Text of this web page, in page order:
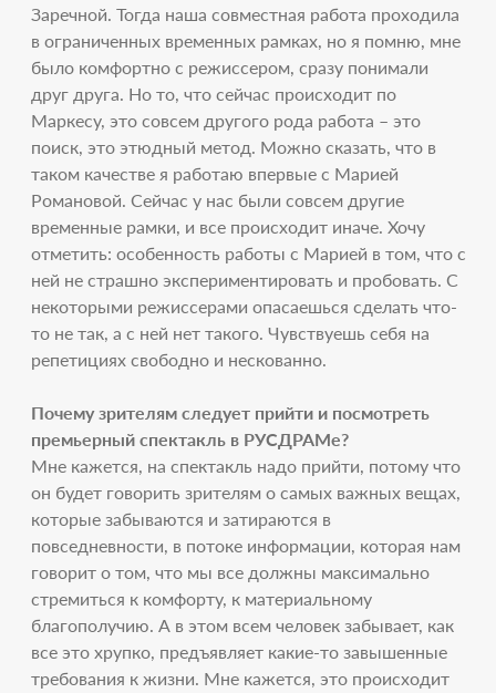
Заречной. Тогда наша совместная работа проходила
в ограниченных временных рамках, но я помню, мне
было комфортно с режиссером, сразу понимали
друг друга. Но то, что сейчас происходит по
Маркесу, это совсем другого рода работа – это
поиск, это этюдный метод. Можно сказать, что в
таком качестве я работаю впервые с Марией
Романовой. Сейчас у нас были совсем другие
временные рамки, и все происходит иначе. Хочу
отметить: особенность работы с Марией в том, что с
ней не страшно экспериментировать и пробовать. С
некоторыми режиссерами опасаешься сделать что-
то не так, а с ней нет такого. Чувствуешь себя на
репетициях свободно и нескованно.
Почему зрителям следует прийти и посмотреть
премьерный спектакль в РУСДРАМе?
Мне кажется, на спектакль надо прийти, потому что
он будет говорить зрителям о самых важных вещах,
которые забываются и затираются в
повседневности, в потоке информации, которая нам
говорит о том, что мы все должны максимально
стремиться к комфорту, к материальному
благополучию. А в этом всем человек забывает, как
все это хрупко, предъявляет какие-то завышенные
требования к жизни. Мне кажется, это происходит